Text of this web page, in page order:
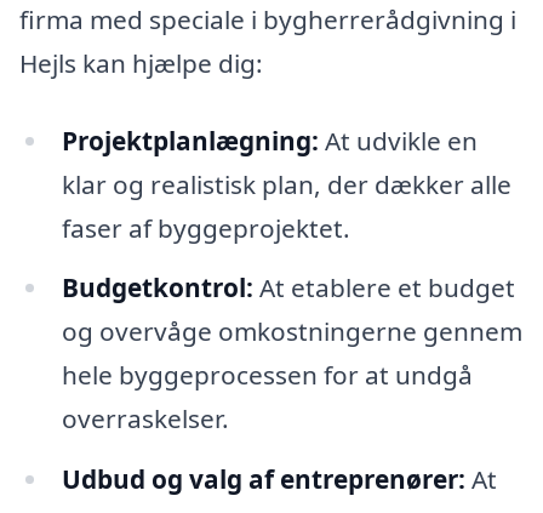
firma med speciale i bygherrerådgivning i
Hejls kan hjælpe dig:
Projektplanlægning: At udvikle en
klar og realistisk plan, der dækker alle
faser af byggeprojektet.
Budgetkontrol: At etablere et budget
og overvåge omkostningerne gennem
hele byggeprocessen for at undgå
overraskelser.
Udbud og valg af entreprenører: At